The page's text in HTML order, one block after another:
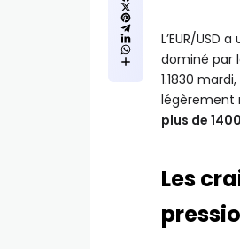
L’EUR/
dominé par
1.1830
légèrement
plus de
Les